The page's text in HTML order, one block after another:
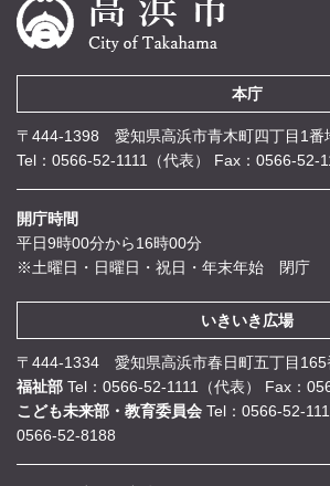
本庁
〒444-1398 愛知県高浜市青木町四丁目1番
Tel：0566-52-1111（代表）
Fax：0566-52-
開庁時間
平日9時00分から16時00分
※土曜日・日曜日・祝日・年末年始 閉庁
いきいき広場
〒444-1334 愛知県高浜市春日町五丁目165
福祉部 Tel：0566-52-1111（代表）
Fax：
こども未来部・教育委員会 Tel：0566-52-
0566-52-8188